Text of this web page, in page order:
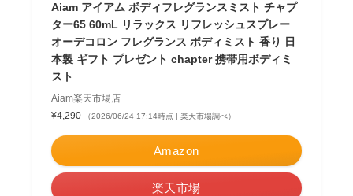
Aiam アイアム ボディフレグランスミスト チャプ
ター65 60mL リラックス リフレッシュスプレー
オーデコロン フレグランス ボディミスト 香り 日
本製 ギフト プレゼント chapter 携帯用ボディミ
スト
Aiam楽天市場店
¥4,290
（2026/06/24 17:14時点 | 楽天市場調べ）
Amazon
楽天市場